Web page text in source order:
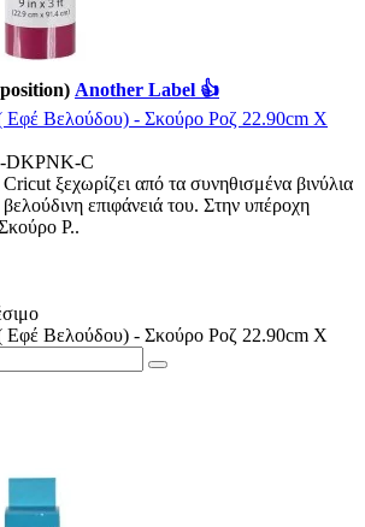
Another Label 👍
Βελούδου) - Σκούρο Ροζ 22.90cm X
DKPNK-C
ξεχωρίζει από τα συνηθισμένα βινύλια
επιφάνειά του. Στην υπέροχη
Ρ..
Βελούδου) - Σκούρο Ροζ 22.90cm X